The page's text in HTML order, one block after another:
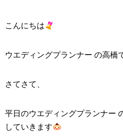
こんにちは
ウエディングプランナー の高橋
さてさて、
平日のウエディングプランナー
していきます